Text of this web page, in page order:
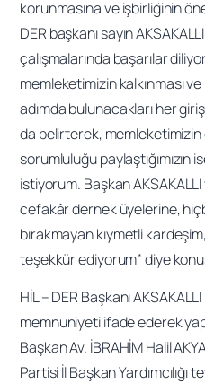
korunmasına ve işbirliğinin
DER başkanı sayın
çalışmalarında başarılar
memleketimizin kalkınması
adımda bulunacakları her
da belirterek,
sorumluluğu paylaştığımızın
istiyorum. Başkan
cefakâr dernek üyelerine,
bırakmayan kıymetli
teşekkür ediyorum” diye
HİL – DER Başkanı
memnuniyeti ifade ederek
Başkan Av. İBRAHİM Halil
Partisi İl Başkan Yardımcılığı